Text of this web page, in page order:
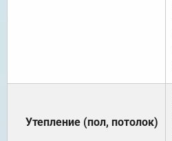
Утепление (пол, потолок)